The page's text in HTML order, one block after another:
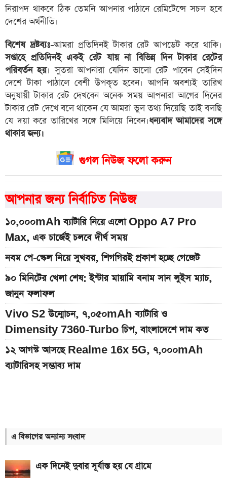
নিরাপদ থাকবে ঠিক তেমনি আপনার পাঠানে রেমিটেন্সে সচল হবে
দেশের অর্থনীতি।
বিশেষ দ্রষ্টব্যঃ-আমরা প্রতিদিনই টাকার রেট আপডেট করে থাকি।
সপ্তাহে প্রতিদিনই একই রেট যায় না বিভিন্ন দিন টাকার রেটের
পরিবর্তন হয়। সুতরা আপনারা যেদিন ভালো রেট পাবেন সেইদিন
দেশে টাকা পাঠালে বেশী উপকৃত হবেন। আপনি অবশ্যই তারিখ
অনুযায়ী টাকার রেট দেখবেন অনেক সময় আপনারা আগের দিনের
টাকার রেট দেখে বলে থাকেন যে আমরা ভুল তথ্য দিয়েছি তাই বলছি
যে দয়া করে তারিখের সঙ্গে মিলিয়ে নিবেন।ধন্যবাদ আমাদের সঙ্গে
থাকার জন্য।
গুগল নিউজ ফলো করুন
আপনার জন্য নির্বাচিত নিউজ
১০,০০০mAh ব্যাটারি নিয়ে এলো Oppo A7 Pro
Max, এক চার্জেই চলবে দীর্ঘ সময়
নবম পে-স্কেল নিয়ে সুখবর, শিগগিরই প্রকাশ হচ্ছে গেজেট
৯০ মিনিটের খেলা শেষ: ইন্টার মায়ামি বনাম সান লুইস ম্যাচ,
জানুন ফলাফল
Vivo S2 উন্মোচন, ৭,০৫০mAh ব্যাটারি ও
Dimensity 7360-Turbo চিপ, বাংলাদেশে দাম কত
১২ আগস্ট আসছে Realme 16x 5G, ৭,০০০mAh
ব্যাটারিসহ সম্ভাব্য দাম
৮০০০ mAh ব্যাটারি সহ আসছে Redmi Note 17 5G,
দাম কত?
এ বিভাগের অন্যান্য সংবাদ
এক দিনেই দুবার সূর্যাস্ত হয় যে গ্রামে